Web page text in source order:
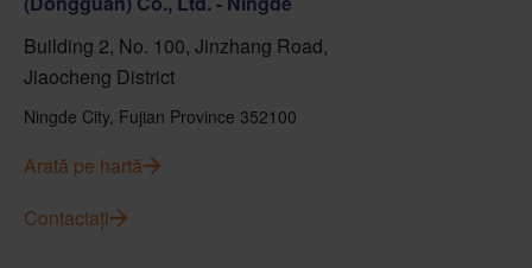
Building 2, No. 100, Jinzhang Road,
Jiaocheng District
Ningde City, Fujian Province 352100
Arată pe hartă
Contactați